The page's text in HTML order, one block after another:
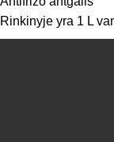
Rinkinyje yra 1 L